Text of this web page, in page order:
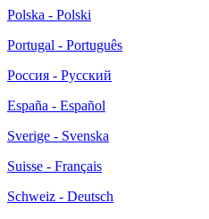
Polska - Polski
Portugal - Português
Россия - Русский
España - Español
Sverige - Svenska
Suisse - Français
Schweiz - Deutsch